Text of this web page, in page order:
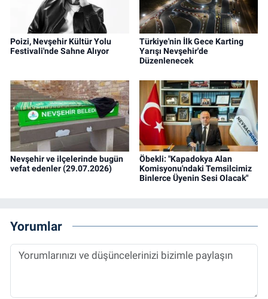
Poizi, Nevşehir Kültür Yolu
Festivali'nde Sahne Alıyor
Türkiye'nin İlk Gece Karting
Yarışı Nevşehir'de
Düzenlenecek
Nevşehir ve ilçelerinde bugün
vefat edenler (29.07.2026)
Öbekli: "Kapadokya Alan
Komisyonu'ndaki Temsilcimiz
Binlerce Üyenin Sesi Olacak"
Yorumlar